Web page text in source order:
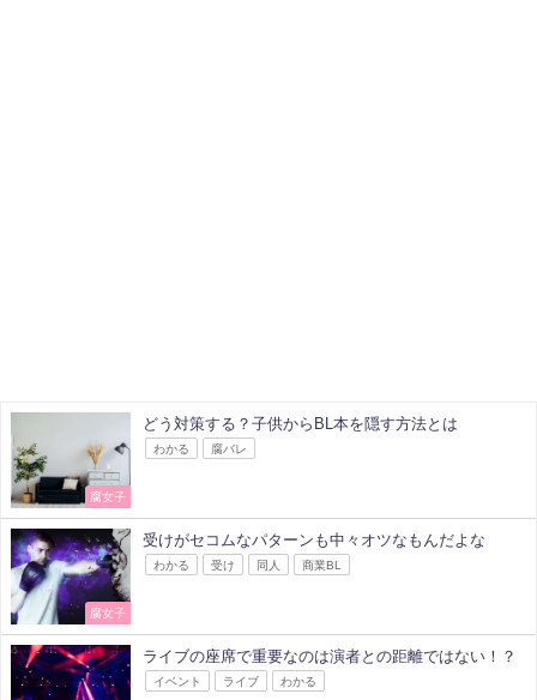
腐女子
どう対策する？子供からBL本を隠す方法とは
わかる 腐バレ
腐女子
受けがセコムなパターンも中々オツなもんだよな
わかる 受け 同人 商業BL
ライブの座席で重要なのは演者との距離ではない！？
イベント ライブ わかる